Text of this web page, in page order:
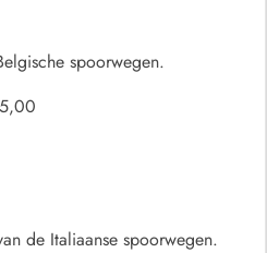
spoorwegen.
de Italiaanse spoorwegen.